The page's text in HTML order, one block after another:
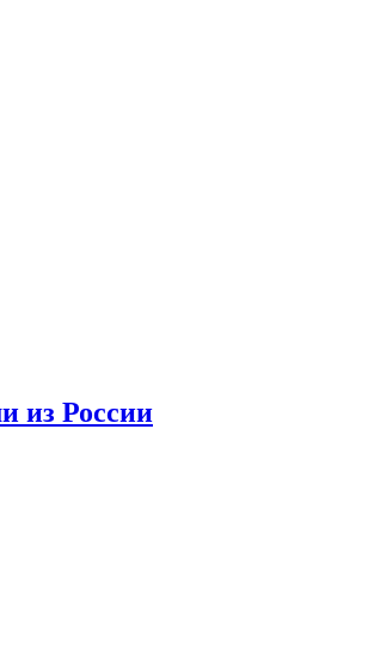
из России